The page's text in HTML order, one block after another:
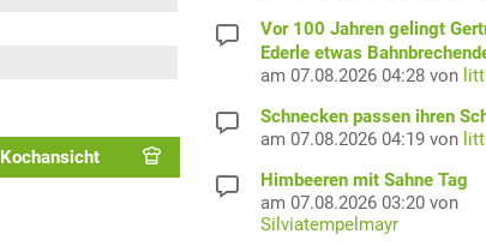
Kochansicht
Vor 100 Jahren gelingt
Ederle etwas
am 07.08.2026 04:28 von
Schnecken passen ihren
am 07.08.2026 04:19 von
Himbeeren mit Sahne Tag
am 07.08.2026 03:20 von
Silviatempelmayr